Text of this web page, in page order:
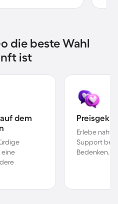
die beste Wahl
ist
dem
eine
Erlebe
Support bei
Bedenken.